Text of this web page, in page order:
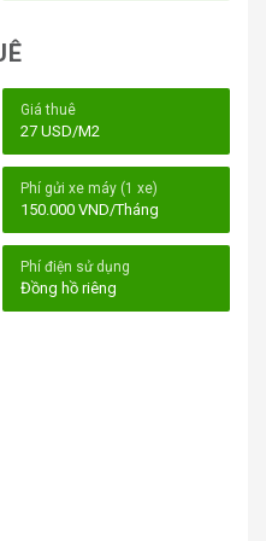
kiếm không gian làm
Giá thuê
27 USD/M2
Phí gửi xe máy (1 xe)
150.000 VND/Tháng
Phí điện sử dụng
Đồng hồ riêng